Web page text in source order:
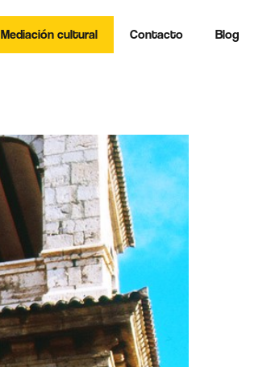
Mediación cultural Contacto Blog